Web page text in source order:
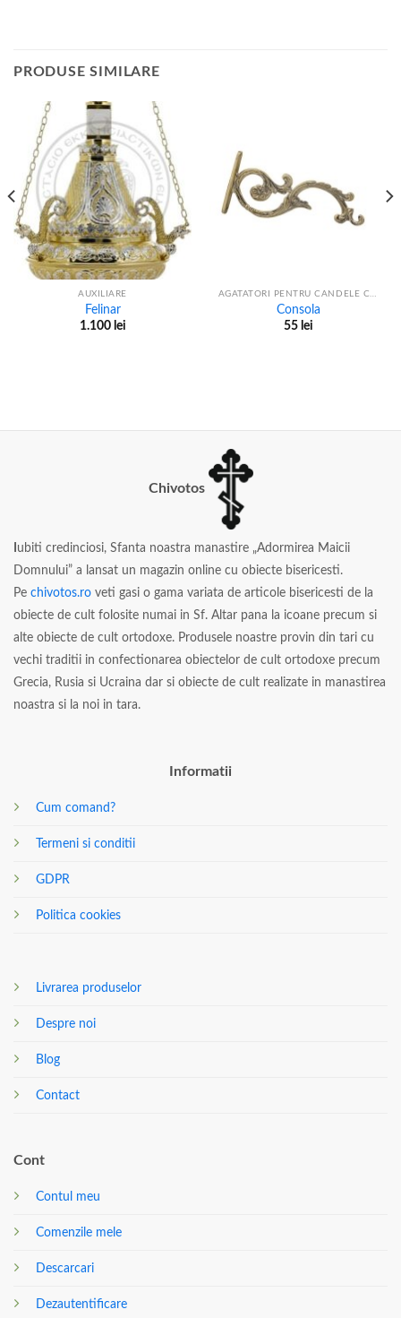
PRODUSE SIMILARE
AUXILIARE
Felinar
1.100 lei
AGATATORI PENTRU CANDELE CU LANT
Consola
55 lei
Chivotos
ubiti credinciosi, Sfanta noastra manastire „Adormirea Maicii
Domnului” a lansat un magazin online cu obiecte bisericesti.
Pe chivotos.ro veti gasi o gama variata de articole bisericesti de la
obiecte de cult folosite numai in Sf. Altar pana la icoane precum si
alte obiecte de cult ortodoxe. Produsele noastre provin din tari cu
vechi traditii in confectionarea obiectelor de cult ortodoxe precum
Grecia, Rusia si Ucraina dar si obiecte de cult realizate in manastirea
noastra si la noi in tara.
Informatii
Cum comand?
Termeni si conditii
GDPR
Politica cookies
Livrarea produselor
Despre noi
Blog
Contact
Cont
Contul meu
Comenzile mele
Descarcari
Dezautentificare